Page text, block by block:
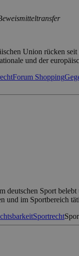
Union rücken
und der
Forum Shopping
Sport
und im Sportbereich
Sportrecht